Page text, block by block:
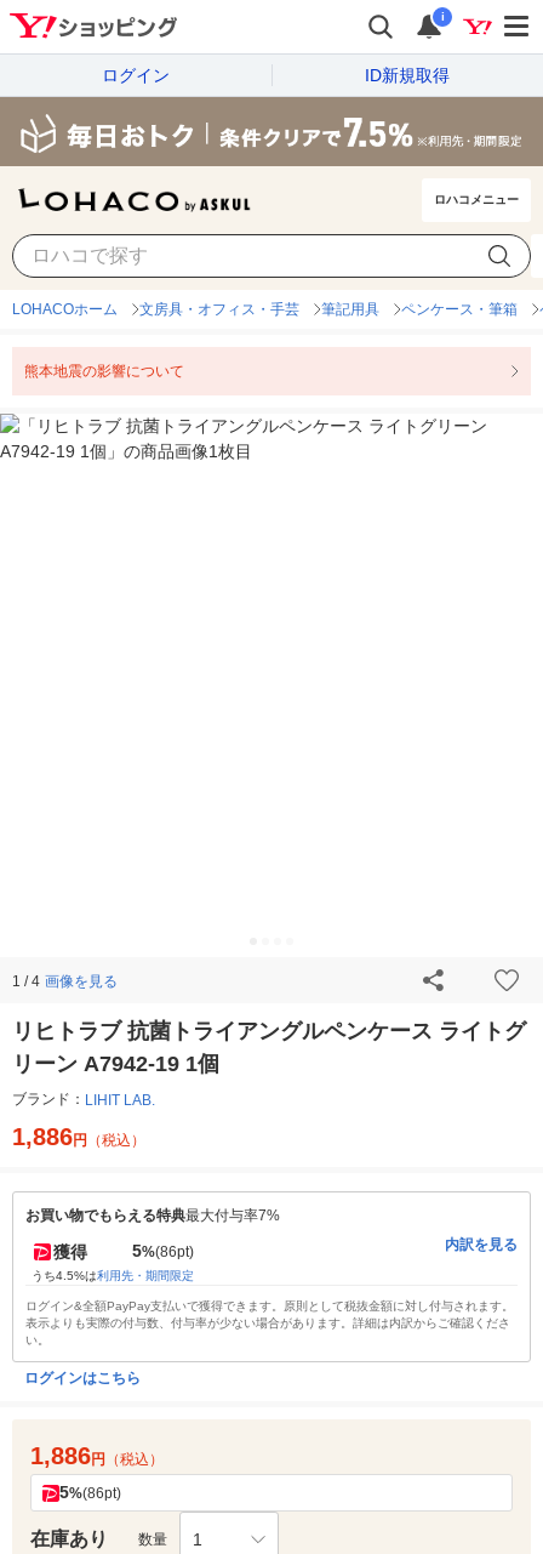
i
ログイン ID新規取得
ロハコメニュー
LOHACOホーム 文房具・オフィス・手芸 筆記用具 ペンケース・筆箱
熊本地震の影響について
1 / 4 画像を見る
リヒトラブ 抗菌トライアングルペンケース ライトグ
リーン A7942-19 1個
ブランド： LIHIT LAB.
1,886円 （税込）
お買い物でもらえる特典最大付与率7%
獲得 5%(86pt)
うち4.5%は利用先・期間限定
内訳を見る
ログイン&全額PayPay支払いで獲得できます。原則として税抜金額に対し付与されます。
表示よりも実際の付与数、付与率が少ない場合があります。詳細は内訳からご確認くださ
い。
ログインはこちら
1,886円 （税込）
5%(86pt)
在庫あり 数量 1